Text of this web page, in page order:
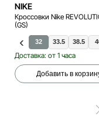
NIKE
Кроссовки Nike
(GS)
32 33.5 38.5
Доставка: от 1 часа
Добавить в